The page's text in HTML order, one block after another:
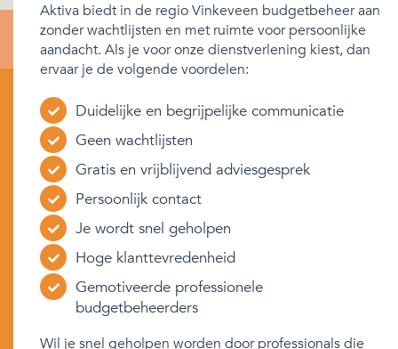
Aktiva biedt in de regio Vinkeveen budgetbeheer aan
zonder wachtlijsten en met ruimte voor persoonlijke
aandacht. Als je voor onze dienstverlening kiest, dan
ervaar je de volgende voordelen:
Duidelijke en begrijpelijke communicatie
Geen wachtlijsten
Gratis en vrijblijvend adviesgesprek
Persoonlijk contact
Je wordt snel geholpen
Hoge klanttevredenheid
Gemotiveerde professionele
budgetbeheerders
Wil je snel geholpen worden door professionals die